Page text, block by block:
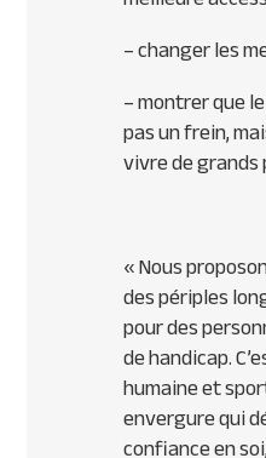
– changer les
– montrer que
pas un frein,
vivre de
«Nous
des périples
pour des
de handicap.
humaine et
envergure qui
confiance en